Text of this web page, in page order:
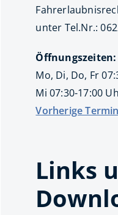
unter Tel.Nr.:
Öffnungszeiten:
Mo, Di, Do, Fr
Mi 07:30-17:00
Vorherige
Links